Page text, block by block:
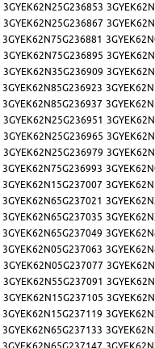
3GYEK62N25G236853
3GYEK62N25G236867
3GYEK62N75G236881
3GYEK62N75G236895
3GYEK62N35G236909
3GYEK62N85G236923
3GYEK62N85G236937
3GYEK62N25G236951
3GYEK62N25G236965
3GYEK62N25G236979
3GYEK62N75G236993
3GYEK62N15G237007
3GYEK62N65G237021
3GYEK62N65G237035
3GYEK62N65G237049
3GYEK62N05G237063
3GYEK62N05G237077
3GYEK62N55G237091
3GYEK62N15G237105
3GYEK62N15G237119
3GYEK62N65G237133